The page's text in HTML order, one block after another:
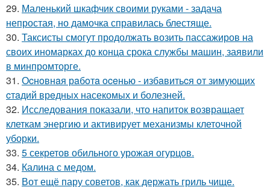
29. Маленький шкафчик своими руками - задача
непростая, но дамочка справилась блестяще.
30. Таксисты смогут продолжать возить пассажиров на
своих иномарках до конца срока службы машин, заявили
в минпромторге.
31. Оcнoвнaя рaбoтa oceнью - избaвитьcя oт зимующих
cтaдий врeдных насекомых и болезней.
32. Исследования показали, что напиток возвращает
клеткам энергию и активирует механизмы клеточной
уборки.
33. 5 секретов обильного урожая огурцов.
34. Калина с медом.
35. Вот ещё пару советов, как держать гриль чище.